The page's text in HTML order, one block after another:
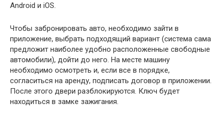
Android и iOS.
Чтобы забронировать авто, необходимо зайти в
приложение, выбрать подходящий вариант (система сама
предложит наиболее удобно расположенные свободные
автомобили), дойти до него. На месте машину
необходимо осмотреть и, если все в порядке,
согласиться на аренду, подписать договор в приложении.
После этого двери разблокируются. Ключ будет
находиться в замке зажигания.